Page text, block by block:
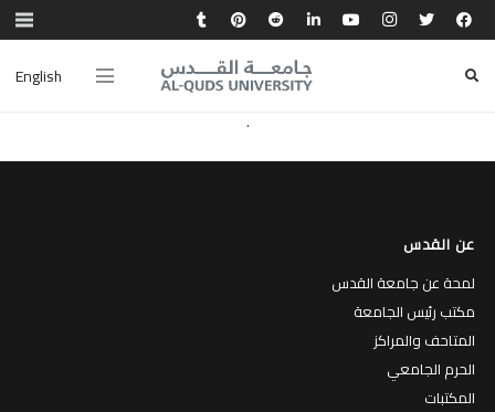
English
التحقت بجامعة الخليل وتخرجت منها بدرجة البكالوريوس في الرياضيات .
شاركت بعدة دورات ومبادرات على مستوى مديرية التربية والتعليم في الخليل
.
عن القدس
لمحة عن جامعة القدس
مكتب رئيس الجامعة
المتاحف والمراكز
الحرم الجامعي
المكتبات